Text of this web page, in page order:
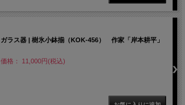
ガラス器 | 樹氷小鉢揃（KOK-456） 作家「岸本耕平」
価格： 11,000円(税込)